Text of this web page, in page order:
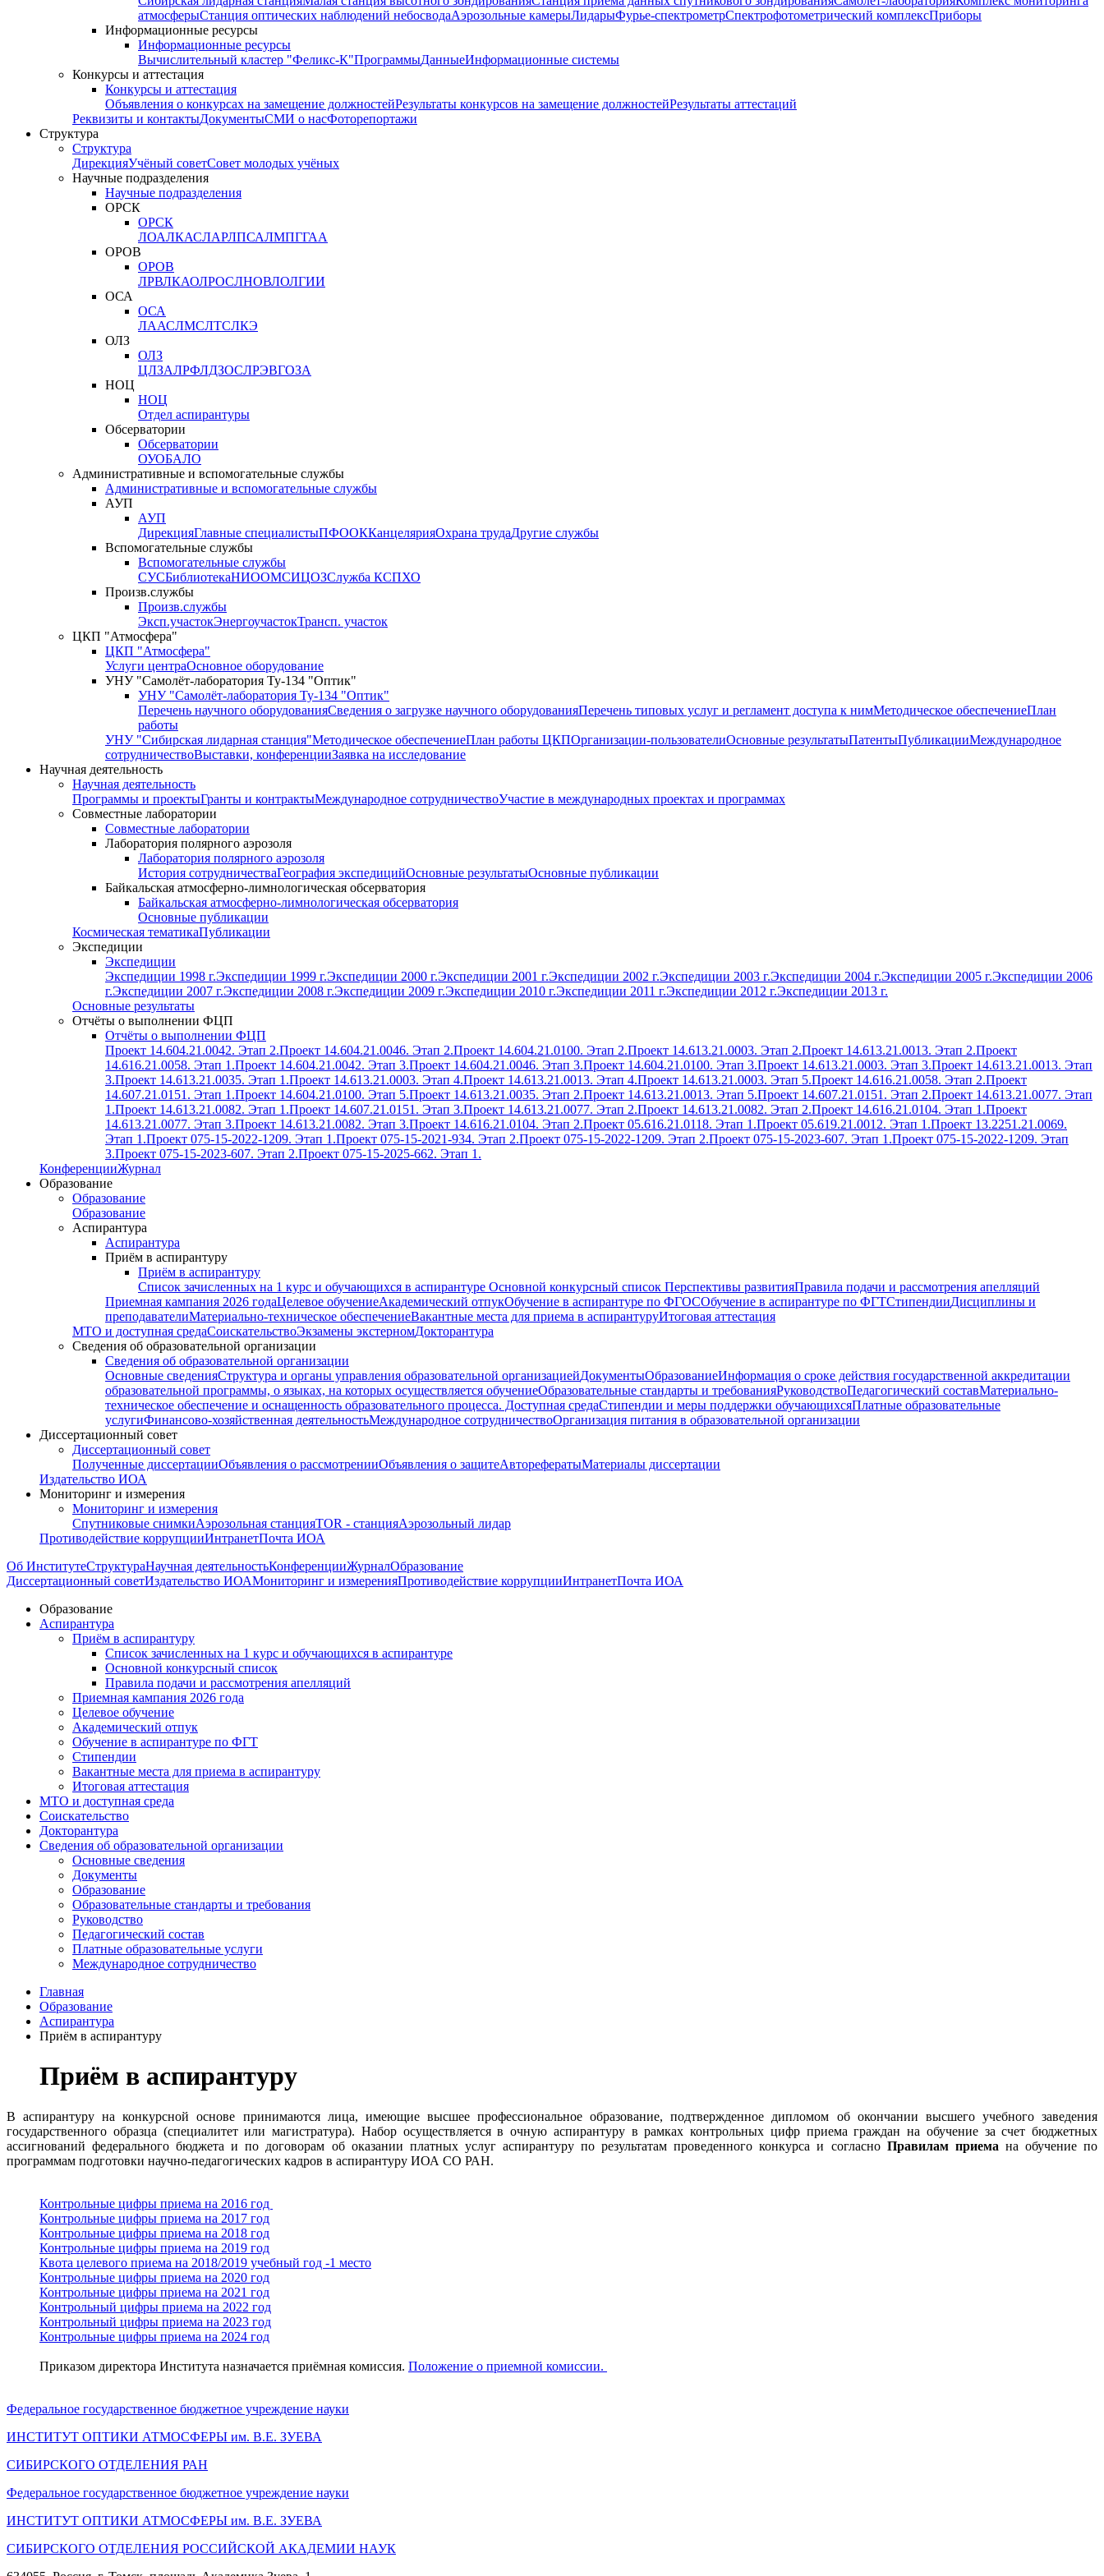
атмосферыСтанция оптических наблюдений небосводаАэрозольные камерыЛидарыФурье-спектрометрСпектрофотометрический комплексПриборы
Информационные ресурсы
Информационные ресурсы
Вычислительный кластер "Феликс-К"ПрограммыДанныеИнформационные системы
Конкурсы и аттестация
Конкурсы и аттестация
Объявления о конкурсах на замещение должностейРезультаты конкурсов на замещение должностейРезультаты аттестаций
Реквизиты и контактыДокументыСМИ о насФоторепортажи
Структура
Структура
ДирекцияУчёный советСовет молодых учёных
Научные подразделения
Научные подразделения
ОРСК
ОРСК
ЛОАЛКАСЛАРЛПСАЛМПГГАА
ОРОВ
ОРОВ
ЛРВЛКАОЛРОСЛНОВЛОЛГИИ
ОСА
ОСА
ЛААСЛМСЛТСЛКЭ
ОЛЗ
ОЛЗ
ЦЛЗАЛРФЛДЗОСЛРЭВГОЗА
НОЦ
НОЦ
Отдел аспирантуры
Обсерватории
Обсерватории
ОУОБАЛО
Административные и вспомогательные службы
Административные и вспомогательные службы
АУП
АУП
ДирекцияГлавные специалистыПФООККанцелярияОхрана трудаДругие службы
Вспомогательные службы
Вспомогательные службы
СУСБиблиотекаНИООМСИЦОЗСлужба КСПХО
Произв.службы
Произв.службы
Эксп.участокЭнергоучастокТрансп. участок
ЦКП "Атмосфера"
ЦКП "Атмосфера"
Услуги центраОсновное оборудование
УНУ "Самолёт-лаборатория Ту-134 "Оптик"
УНУ "Самолёт-лаборатория Ту-134 "Оптик"
Перечень научного оборудованияСведения о загрузке научного оборудованияПеречень типовых услуг и регламент доступа к нимМетодическое обеспечениеПлан
работы
УНУ "Сибирская лидарная станция"Методическое обеспечениеПлан работы ЦКПОрганизации-пользователиОсновные результатыПатентыПубликацииМеждународное
сотрудничествоВыставки, конференцииЗаявка на исследование
Научная деятельность
Научная деятельность
Программы и проектыГранты и контрактыМеждународное сотрудничествоУчастие в международных проектах и программах
Совместные лаборатории
Совместные лаборатории
Лаборатория полярного аэрозоля
Лаборатория полярного аэрозоля
История сотрудничестваГеография экспедицийОсновные результатыОсновные публикации
Байкальская атмосферно-лимнологическая обсерватория
Байкальская атмосферно-лимнологическая обсерватория
Основные публикации
Космическая тематикаПубликации
Экспедиции
Экспедиции
Экспедиции 1998 г.Экспедиции 1999 г.Экспедиции 2000 г.Экспедиции 2001 г.Экспедиции 2002 г.Экспедиции 2003 г.Экспедиции 2004 г.Экспедиции 2005 г.Экспедиции 2006
г.Экспедиции 2007 г.Экспедиции 2008 г.Экспедиции 2009 г.Экспедиции 2010 г.Экспедиции 2011 г.Экспедиции 2012 г.Экспедиции 2013 г.
Основные результаты
Отчёты о выполнении ФЦП
Отчёты о выполнении ФЦП
Проект 14.604.21.0042. Этап 2.Проект 14.604.21.0046. Этап 2.Проект 14.604.21.0100. Этап 2.Проект 14.613.21.0003. Этап 2.Проект 14.613.21.0013. Этап 2.Проект
14.616.21.0058. Этап 1.Проект 14.604.21.0042. Этап 3.Проект 14.604.21.0046. Этап 3.Проект 14.604.21.0100. Этап 3.Проект 14.613.21.0003. Этап 3.Проект 14.613.21.0013. Этап
3.Проект 14.613.21.0035. Этап 1.Проект 14.613.21.0003. Этап 4.Проект 14.613.21.0013. Этап 4.Проект 14.613.21.0003. Этап 5.Проект 14.616.21.0058. Этап 2.Проект
14.607.21.0151. Этап 1.Проект 14.604.21.0100. Этап 5.Проект 14.613.21.0035. Этап 2.Проект 14.613.21.0013. Этап 5.Проект 14.607.21.0151. Этап 2.Проект 14.613.21.0077. Этап
1.Проект 14.613.21.0082. Этап 1.Проект 14.607.21.0151. Этап 3.Проект 14.613.21.0077. Этап 2.Проект 14.613.21.0082. Этап 2.Проект 14.616.21.0104. Этап 1.Проект
14.613.21.0077. Этап 3.Проект 14.613.21.0082. Этап 3.Проект 14.616.21.0104. Этап 2.Проект 05.616.21.0118. Этап 1.Проект 05.619.21.0012. Этап 1.Проект 13.2251.21.0069.
Этап 1.Проект 075-15-2022-1209. Этап 1.Проект 075-15-2021-934. Этап 2.Проект 075-15-2022-1209. Этап 2.Проект 075-15-2023-607. Этап 1.Проект 075-15-2022-1209. Этап
3.Проект 075-15-2023-607. Этап 2.Проект 075-15-2025-662. Этап 1.
КонференцииЖурнал
Образование
Образование
Образование
Аспирантура
Аспирантура
Приём в аспирантуру
Приём в аспирантуру
Список зачисленных на 1 курс и обучающихся в аспирантуре Основной конкурсный список Перспективы развитияПравила подачи и рассмотрения апелляций
Приемная кампания 2026 годаЦелевое обучениеАкадемический отпукОбучение в аспирантуре по ФГОСОбучение в аспирантуре по ФГТСтипендииДисциплины и
преподавателиМатериально-техническое обеспечениеВакантные места для приема в аспирантуруИтоговая аттестация
МТО и доступная средаСоискательствоЭкзамены экстерномДокторантура
Сведения об образовательной организации
Сведения об образовательной организации
Основные сведенияСтруктура и органы управления образовательной организациейДокументыОбразованиеИнформация о сроке действия государственной аккредитации
образовательной программы, о языках, на которых осуществляется обучениеОбразовательные стандарты и требованияРуководствоПедагогический составМатериально-
техническое обеспечение и оснащенность образовательного процесса. Доступная средаСтипендии и меры поддержки обучающихсяПлатные образовательные
услугиФинансово-хозяйственная деятельностьМеждународное сотрудничествоОрганизация питания в образовательной организации
Диссертационный совет
Диссертационный совет
Полученные диссертацииОбъявления о рассмотренииОбъявления о защитеАвторефератыМатериалы диссертации
Издательство ИОА
Мониторинг и измерения
Мониторинг и измерения
Спутниковые снимкиАэрозольная станцияTOR - станцияАэрозольный лидар
Противодействие коррупцииИнтранетПочта ИОА
Об ИнститутеСтруктураНаучная деятельностьКонференцииЖурналОбразование
Диссертационный советИздательство ИОАМониторинг и измеренияПротиводействие коррупцииИнтранетПочта ИОА
Образование
Аспирантура
Приём в аспирантуру
Список зачисленных на 1 курс и обучающихся в аспирантуре
Основной конкурсный список
Правила подачи и рассмотрения апелляций
Приемная кампания 2026 года
Целевое обучение
Академический отпук
Обучение в аспирантуре по ФГТ
Стипендии
Вакантные места для приема в аспирантуру
Итоговая аттестация
МТО и доступная среда
Соискательство
Докторантура
Сведения об образовательной организации
Основные сведения
Документы
Образование
Образовательные стандарты и требования
Руководство
Педагогический состав
Платные образовательные услуги
Международное сотрудничество
Главная
Образование
Аспирантура
Приём в аспирантуру
Приём в аспирантуру
В аспирантуру на конкурсной основе принимаются лица, имеющие высшее профессиональное образование, подтвержденное дипломом об окончании высшего учебного заведения
государственного образца (специалитет или магистратура). Набор осуществляется в очную аспирантуру в рамках контрольных цифр приема граждан на обучение за счет бюджетных
ассигнований федерального бюджета и по договорам об оказании платных услуг аспирантуру по результатам проведенного конкурса и согласно Правилам приема на обучение по
программам подготовки научно-педагогических кадров в аспирантуру ИОА СО РАН.
Контрольные цифры приема на 2016 год
Контрольные цифры приема на 2017 год
Контрольные цифры приема на 2018 год
Контрольные цифры приема на 2019 год
Квота целевого приема на 2018/2019 учебный год -1 место
Контрольные цифры приема на 2020 год
Контрольные цифры приема на 2021 год
Контрольный цифры приема на 2022 год
Контрольный цифры приема на 2023 год
Контрольные цифры приема на 2024 год
Приказом директора Института назначается приёмная комиссия. Положение о приемной комиссии.
Федеральное государственное бюджетное учреждение науки
ИНСТИТУТ ОПТИКИ АТМОСФЕРЫ им. В.Е. ЗУЕВА
СИБИРСКОГО ОТДЕЛЕНИЯ РАН
Федеральное государственное бюджетное учреждение науки
ИНСТИТУТ ОПТИКИ АТМОСФЕРЫ им. В.Е. ЗУЕВА
СИБИРСКОГО ОТДЕЛЕНИЯ РОССИЙСКОЙ АКАДЕМИИ НАУК